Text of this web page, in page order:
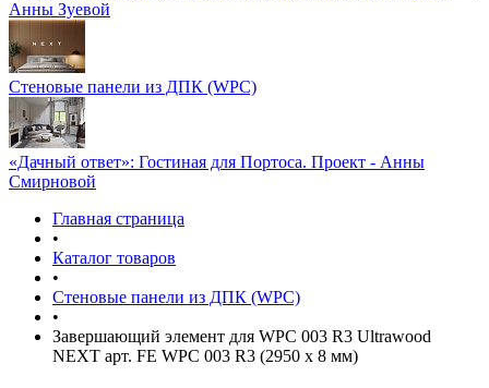
Анны Зуевой
Стеновые панели из ДПК (WPC)
«Дачный ответ»: Гостиная для Портоса. Проект - Анны
Смирновой
Главная страница
•
Каталог товаров
•
Стеновые панели из ДПК (WPC)
•
Завершающий элемент для WPC 003 R3 Ultrawood
NEXT арт. FE WPC 003 R3 (2950 х 8 мм)